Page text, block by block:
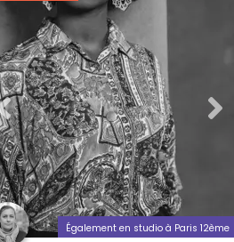
Également en studio à Paris 12ème